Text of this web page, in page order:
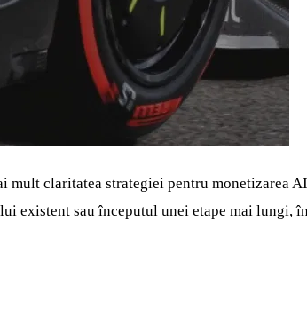
claritatea strategiei pentru monetizarea
existent sau începutul unei etape mai lungi,